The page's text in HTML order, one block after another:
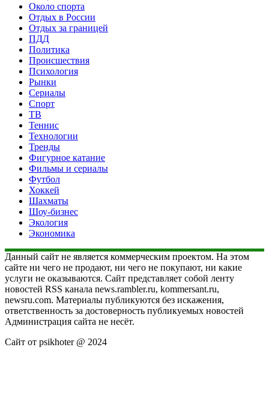
Около спорта
Отдых в России
Отдых за границей
ПДД
Политика
Происшествия
Психология
Рынки
Сериалы
Спорт
ТВ
Теннис
Технологии
Тренды
Фигурное катание
Фильмы и сериалы
Футбол
Хоккей
Шахматы
Шоу-бизнес
Экология
Экономика
Данный сайт не является коммерческим проектом. На этом
сайте ни чего не продают, ни чего не покупают, ни какие
услуги не оказываются. Сайт представляет собой ленту
новостей RSS канала news.rambler.ru, kommersant.ru,
newsru.com. Материалы публикуются без искажения,
ответственность за достоверность публикуемых новостей
Администрация сайта не несёт.
Сайт от psikhoter @ 2024